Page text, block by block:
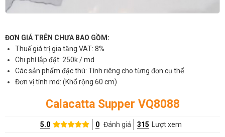
ĐƠN GIÁ TRÊN CHƯA BAO GỒM:
Thuế giá trị gia tăng VAT: 8%
Chi phí lắp đặt: 250k / md
Các sản phẩm đặc thù: Tính riêng cho từng đơn cụ thể
Đơn vị tính md: (Khổ rộng 60 cm)
Calacatta Supper VQ8088
5.0 0 Đánh giá 315 Lượt xem